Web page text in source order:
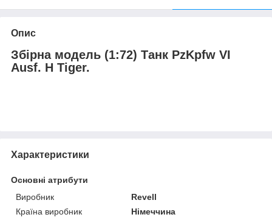
Опис
Збірна модель (1:72) Танк PzKpfw VI
Ausf. H Tiger.
Характеристики
Основні атрибути
Виробник
Revell
Країна виробник
Німеччина